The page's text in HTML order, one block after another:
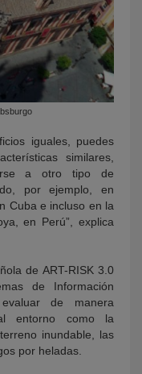
iguales, puedes
similares,
a otro tipo de
por ejemplo, en
Cuba e incluso en la
en Perú”, explica
de ART-RISK 3.0
de Información
de manera
entorno como la
inundable, las
por heladas.